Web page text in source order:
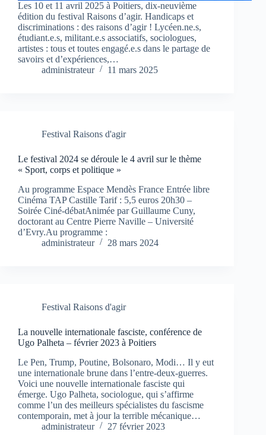
Les 10 et 11 avril 2025 à Poitiers, dix-neuvième
édition du festival Raisons d’agir. Handicaps et
discriminations : des raisons d’agir ! Lycéen.ne.s,
étudiant.e.s, militant.e.s associatifs, sociologues,
artistes : tous et toutes engagé.e.s dans le partage de
savoirs et d’expériences,…
administrateur
11 mars 2025
Festival Raisons d'agir
Le festival 2024 se déroule le 4 avril sur le thème
« Sport, corps et politique »
Au programme Espace Mendès France Entrée libre
Cinéma TAP Castille Tarif : 5,5 euros 20h30 –
Soirée Ciné-débatAnimée par Guillaume Cuny,
doctorant au Centre Pierre Naville – Université
d’Evry.Au programme :
administrateur
28 mars 2024
Festival Raisons d'agir
La nouvelle internationale fasciste, conférence de
Ugo Palheta – février 2023 à Poitiers
Le Pen, Trump, Poutine, Bolsonaro, Modi… Il y eut
une internationale brune dans l’entre-deux-guerres.
Voici une nouvelle internationale fasciste qui
émerge. Ugo Palheta, sociologue, qui s’affirme
comme l’un des meilleurs spécialistes du fascisme
contemporain, met à jour la terrible mécanique…
administrateur
27 février 2023